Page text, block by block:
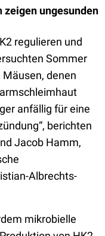
zeigen ungesunden
regulieren und
Sommer
denen
anfällig für eine
berichten
Jacob Hamm,
Albrechts-
mikrobielle